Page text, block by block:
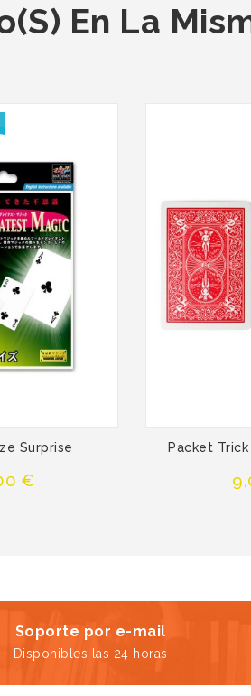
En La
Surprise
€
Packet
Soporte por e-mail
Disponibles las 24 horas